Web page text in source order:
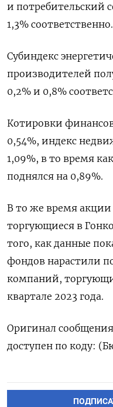
и потребительский
1,3% соответственно.
Субиндекс
производителей
0,2% и 0,8%
Котировки
0,54%, индекс
1,09%​, в то время
поднялся на 0,89%.
В то же время акции
торгующиеся в
того, как данные
фондов нарастили
компаний,
квартале 2023 года.
Оригинал
доступен по коду: